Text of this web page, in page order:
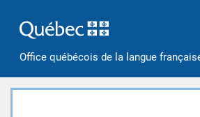
Office québécois de la langue